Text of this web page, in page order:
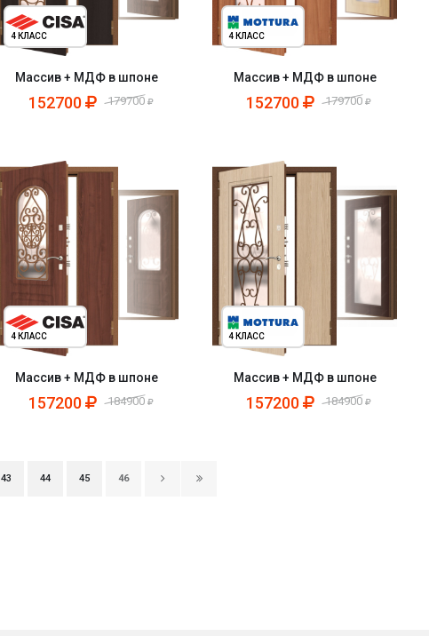
4 КЛАСС
Массив + МДФ в шпоне
152700 179700
4 КЛАСС
Массив + МДФ в шпоне
152700 179700
4 КЛАСС
Массив + МДФ в шпоне
157200 184900
4 КЛАСС
Массив + МДФ в шпоне
157200 184900
43 44 45 46